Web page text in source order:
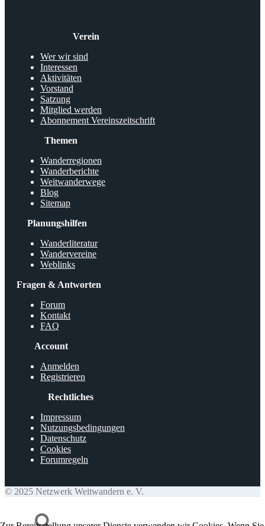
Verein
Wer wir sind
Interessen
Aktivitäten
Vorstand
Satzung
Mitglied werden
Abonnement Vereinszeitschrift
Themen
Wanderregionen
Wanderberichte
Weitwanderwege
Blog
Sitemap
Planungshilfen
Wanderliteratur
Wandervereine
Weblinks
Fragen & Antworten
Forum
Kontakt
FAQ
Account
Anmelden
Registrieren
Rechtliches
Impressum
Nutzungsbedingungen
Datenschutz
Cookies
Forumregeln
© 2025 Netzwerk Weitwandern e. V.